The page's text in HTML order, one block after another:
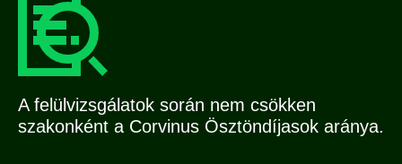
A felülvizsgálatok során nem csökken
szakonként a Corvinus Ösztöndíjasok aránya.